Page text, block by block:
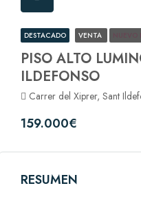
DESTACADO VENTA
PISO ALTO
ILDEFONSO
Carrer del Xiprer, Sant Ildefons, Cornellà de
159.000€
RESUMEN